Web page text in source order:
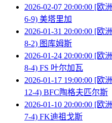
2026-02-07 20:00:00 [欧
6-9) 美塔里加
2026-01-31 20:00:00 [欧
8-2) 图库姆斯
2026-01-24 20:00:00 [欧
8-4) FS 叶尔加瓦
2026-01-17 19:00:00 [欧
12-4) BFC陶格夫匹尔斯
2026-01-10 20:00:00 [欧
7-4) FK迪祖戈斯